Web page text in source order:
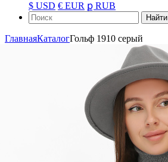
$ USD € EUR ք RUB
Найти
ГлавнаяКаталогГольф 1910 серый